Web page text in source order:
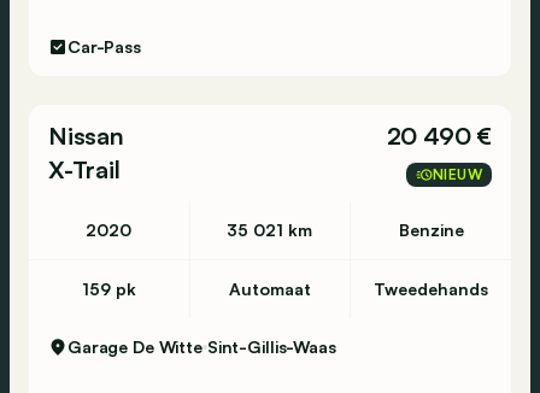
Car-Pass
Nissan
X-Trail
20 490 €
NIEUW
2020 35 021 km Benzine
159 pk Automaat Tweedehands
Garage De Witte Sint-Gillis-Waas